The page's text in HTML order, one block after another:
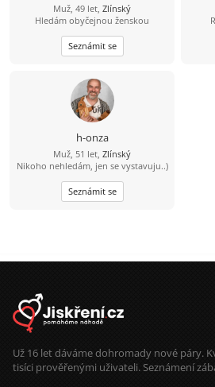
Muž, 49 let, Zlínský
Hledám obyčejnou ženskou
Seznámit se
h-onza
Muž, 51 let, Zlínský
Nikoho nehledám, jen se vystavuju..)
Seznámit se
Už 16 let dáváme dohromady nové páry.
tisíci prověřenými uživateli. Seznámení